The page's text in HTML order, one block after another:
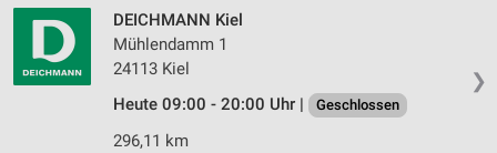
❯
DEICHMANN Kiel
Mühlendamm 1
24113 Kiel
Heute 09:00 - 20:00 Uhr |
Geschlossen
296,11 km